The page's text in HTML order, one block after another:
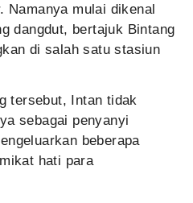
Namanya mulai dikenal
dangdut, bertajuk Bintang
di salah satu stasiun
tersebut, Intan tidak
sebagai penyanyi
beberapa
hati para